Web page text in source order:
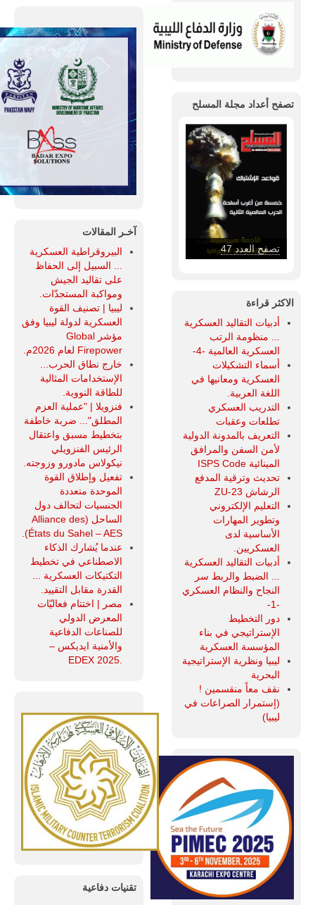
تصفح أعداد مجلة المسلح
تصفح العدد 46
الاكثر قراءة
أدبيات التقاليد العسكرية
... منظومة الرتب
العسكرية العالمية -4-
أسماء التشكيلات
العسكرية ومعانيها في
اللغة العربية.
التدريب العسكري
تطلعات وعقبات
التعريف بالمدونة الدولية
لأمن السفن والمرافق
المينائية ISPS Code
تحديث وترقية المدفع
الرشاش ZU-23
التعليم الإلكتروني
وتطوير المهارات
الأساسية لدى
العسكريين.
أدبيات التقاليد العسكرية
... الضبط والربط سر
النجاح والنظام العسكري
-1-
دور التخطيط
الإستراتيجي في بناء
المؤسسة العسكرية
ليبيا ونظرية الإستراتيجية
البحرية
نقف معاً منقسمين !
(إستمرار الصراعات في
ليبيا)
آخـر المقالات
البيروقراطية العسكرية
... السبيل إلى الحفاظ
على تقاليد الجيش
ومواكبة المستجدّات.
ليبيا | تصنيف القوة
العسكرية لدولة ليبيا وفق
مؤشر Global
Firepower لعام 2026م.
خارج نطاق الحرب...
الإستخدامات المثالية
للطاقة النووية.
فنزويلا | "عملية العزم
المطلق"... ضربة خاطفة
بتخطيط مسبق واعتقال
الرئيس الفنزويلي
نيكولاس مادورو وزوجته.
تفعيل وإطلاق القوة
الموحدة متعددة
الجنسيات لتحالف دول
الساحل (Alliance des
États du Sahel – AES).
عندما يُشارك الذكاء
الاصطناعي في تخطيط
التكتيكات العسكرية ...
القدرة مقابل التقييد.
مصر | اختتام فعاليّات
المعرض الدولي
للصناعات الدفاعية
والأمنية ايديكس ‒
تقنيات دفاعية